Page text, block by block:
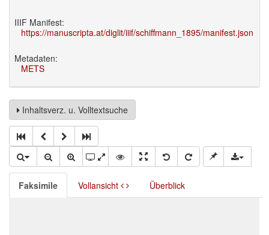
IIIF Manifest:
https://manuscripta.at/diglit/iiif/schiffmann_1895/manifest.json
Metadaten:
METS
Inhaltsverz. u. Volltextsuche
Faksimile Vollansicht Überblick